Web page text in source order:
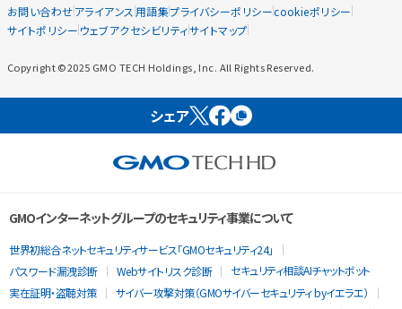
お問い合わせアライアンス 用語集プライバシーポリシーcookieポリシー
サイトポリシー ウェブアクセシビリティサイトマップ
Copyright ©2025 GMO TECH Holdings, Inc. All Rights Reserved.
シェア
GMOインターネットグループのセキュリティ事業について
世界初総合ネットセキュリティサービス「GMOセキュリティ24」
パスワード漏洩診断
Webサイトリスク診断
セキュリティ相談AIチャットボット
実在証明・盗聴対策
サイバー攻撃対策（GMOサイバーセキュリティ byイエラエ）